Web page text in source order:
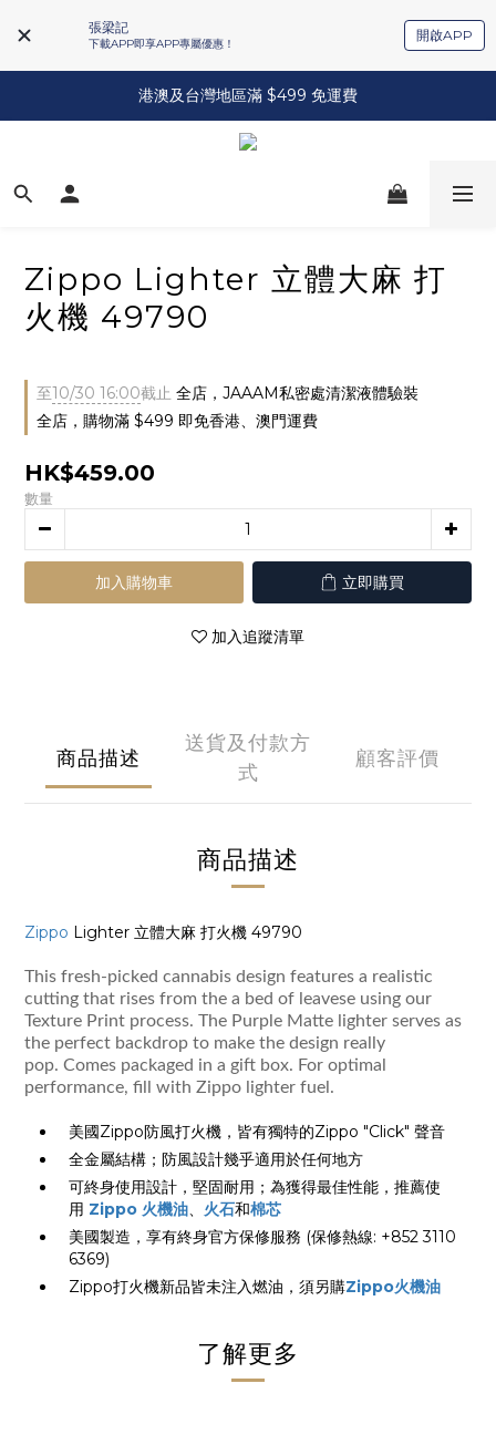
張梁記
下載APP即享APP專屬優惠！
開啟APP
港澳及台灣地區滿 $499 免運費
Zippo Lighter 立體大麻 打
火機 49790
至10/30 16:00截止 全店，JAAAM私密處清潔液體驗裝
全店，購物滿 $499 即免香港、澳門運費
HK$459.00
數量
加入購物車 立即購買
加入追蹤清單
商品描述
送貨及付款方
式
顧客評價
商品描述
Zippo Lighter 立體大麻 打火機 49790
This fresh-picked cannabis design features a realistic
cutting that rises from the a bed of leavese using our
Texture Print process. The Purple Matte lighter serves as
the perfect backdrop to make the design really
pop. Comes packaged in a gift box. For optimal
performance, fill with Zippo lighter fuel.
美國Zippo防風打火機，皆有獨特的Zippo "Click" 聲音
全金屬結構；防風設計幾乎適用於任何地方
可終身使用設計，堅固耐用；為獲得最佳性能，推薦使
用 Zippo 火機油、 火石和棉芯
美國製造，享有終身官方保修服務 (保修熱線: +852 3110
6369)
Zippo打火機新品皆未注入燃油，須另購Zippo火機油
了解更多